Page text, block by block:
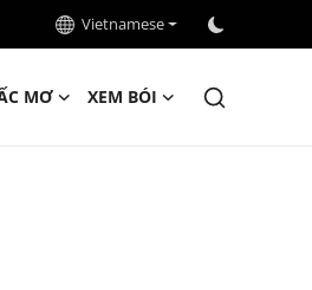
Vietnamese
MƠ XEM BÓI